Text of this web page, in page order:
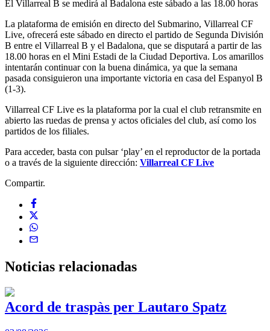
El Villarreal B se medirá al Badalona este sábado a las 18.00 horas
La plataforma de emisión en directo del Submarino, Villarreal CF
Live, ofrecerá este sábado en directo el partido de Segunda División
B entre el Villarreal B y el Badalona, que se disputará a partir de las
18.00 horas en el Mini Estadi de la Ciudad Deportiva. Los amarillos
intentarán continuar con la buena dinámica, ya que la semana
pasada consiguieron una importante victoria en casa del Espanyol B
(1-3).
Villarreal CF Live es la plataforma por la cual el club retransmite en
abierto las ruedas de prensa y actos oficiales del club, así como los
partidos de los filiales.
Para acceder, basta con pulsar ‘play’ en el reproductor de la portada
o a través de la siguiente dirección: Villarreal CF Live
Compartir.
Noticias relacionadas
Acord de traspàs per Lautaro Spatz